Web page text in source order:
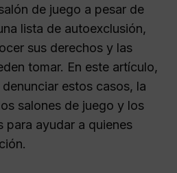
de juego a pesar de
lista de autoexclusión,
sus derechos y las
tomar. En este artículo,
estos casos, la
salones de juego y los
para ayudar a quienes